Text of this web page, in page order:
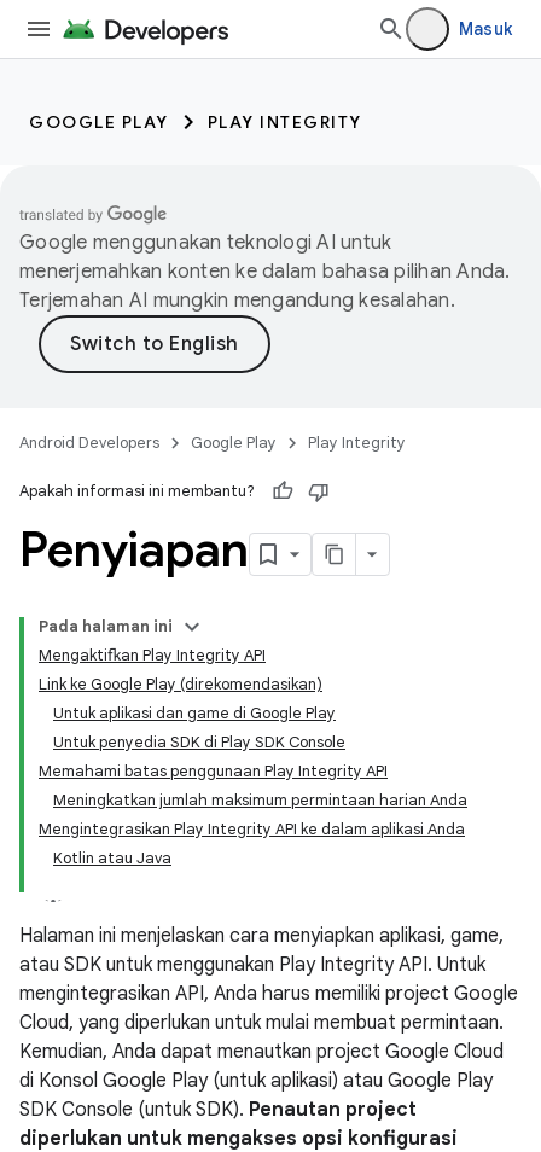
Masuk
GOOGLE PLAY PLAY INTEGRITY
Google menggunakan teknologi AI untuk
menerjemahkan konten ke dalam bahasa pilihan Anda.
Terjemahan AI mungkin mengandung kesalahan.
Android Developers Google Play Play Integrity
Apakah informasi ini membantu?
Penyiapan
Pada halaman ini
Mengaktifkan Play Integrity API
Link ke Google Play (direkomendasikan)
Untuk aplikasi dan game di Google Play
Untuk penyedia SDK di Play SDK Console
Memahami batas penggunaan Play Integrity API
Meningkatkan jumlah maksimum permintaan harian Anda
Mengintegrasikan Play Integrity API ke dalam aplikasi Anda
Kotlin atau Java
Halaman ini menjelaskan cara menyiapkan aplikasi, game,
atau SDK untuk menggunakan Play Integrity API. Untuk
mengintegrasikan API, Anda harus memiliki project Google
Cloud, yang diperlukan untuk mulai membuat permintaan.
Kemudian, Anda dapat menautkan project Google Cloud
di Konsol Google Play (untuk aplikasi) atau Google Play
SDK Console (untuk SDK). Penautan project
diperlukan untuk mengakses opsi konfigurasi